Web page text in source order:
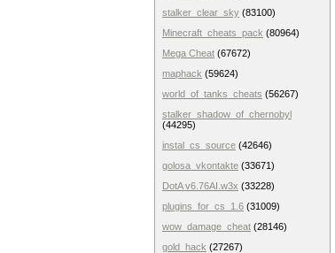
stalker_clear_sky (83100)
Minecraft_cheats_pack (80964)
Mega Cheat (67672)
maphack (59624)
world_of_tanks_cheats (56267)
stalker_shadow_of_chernobyl
(44295)
instal_cs_source (42646)
golosa_vkontakte (33671)
DotA v6.76AI.w3x (33228)
plugins_for_cs_1.6 (31009)
wow_damage_cheat (28146)
gold_hack (27267)